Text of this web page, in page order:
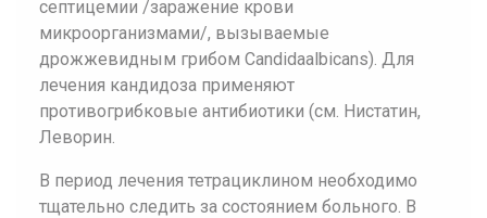
септицемии /заражение крови
микроорганизмами/, вызываемые
дрожжевидным грибом Candidaalbicans). Для
лечения кандидоза применяют
противогрибковые антибиотики (см. Нистатин,
Леворин.
В период лечения тетрациклином необходимо
тщательно следить за состоянием больного. В